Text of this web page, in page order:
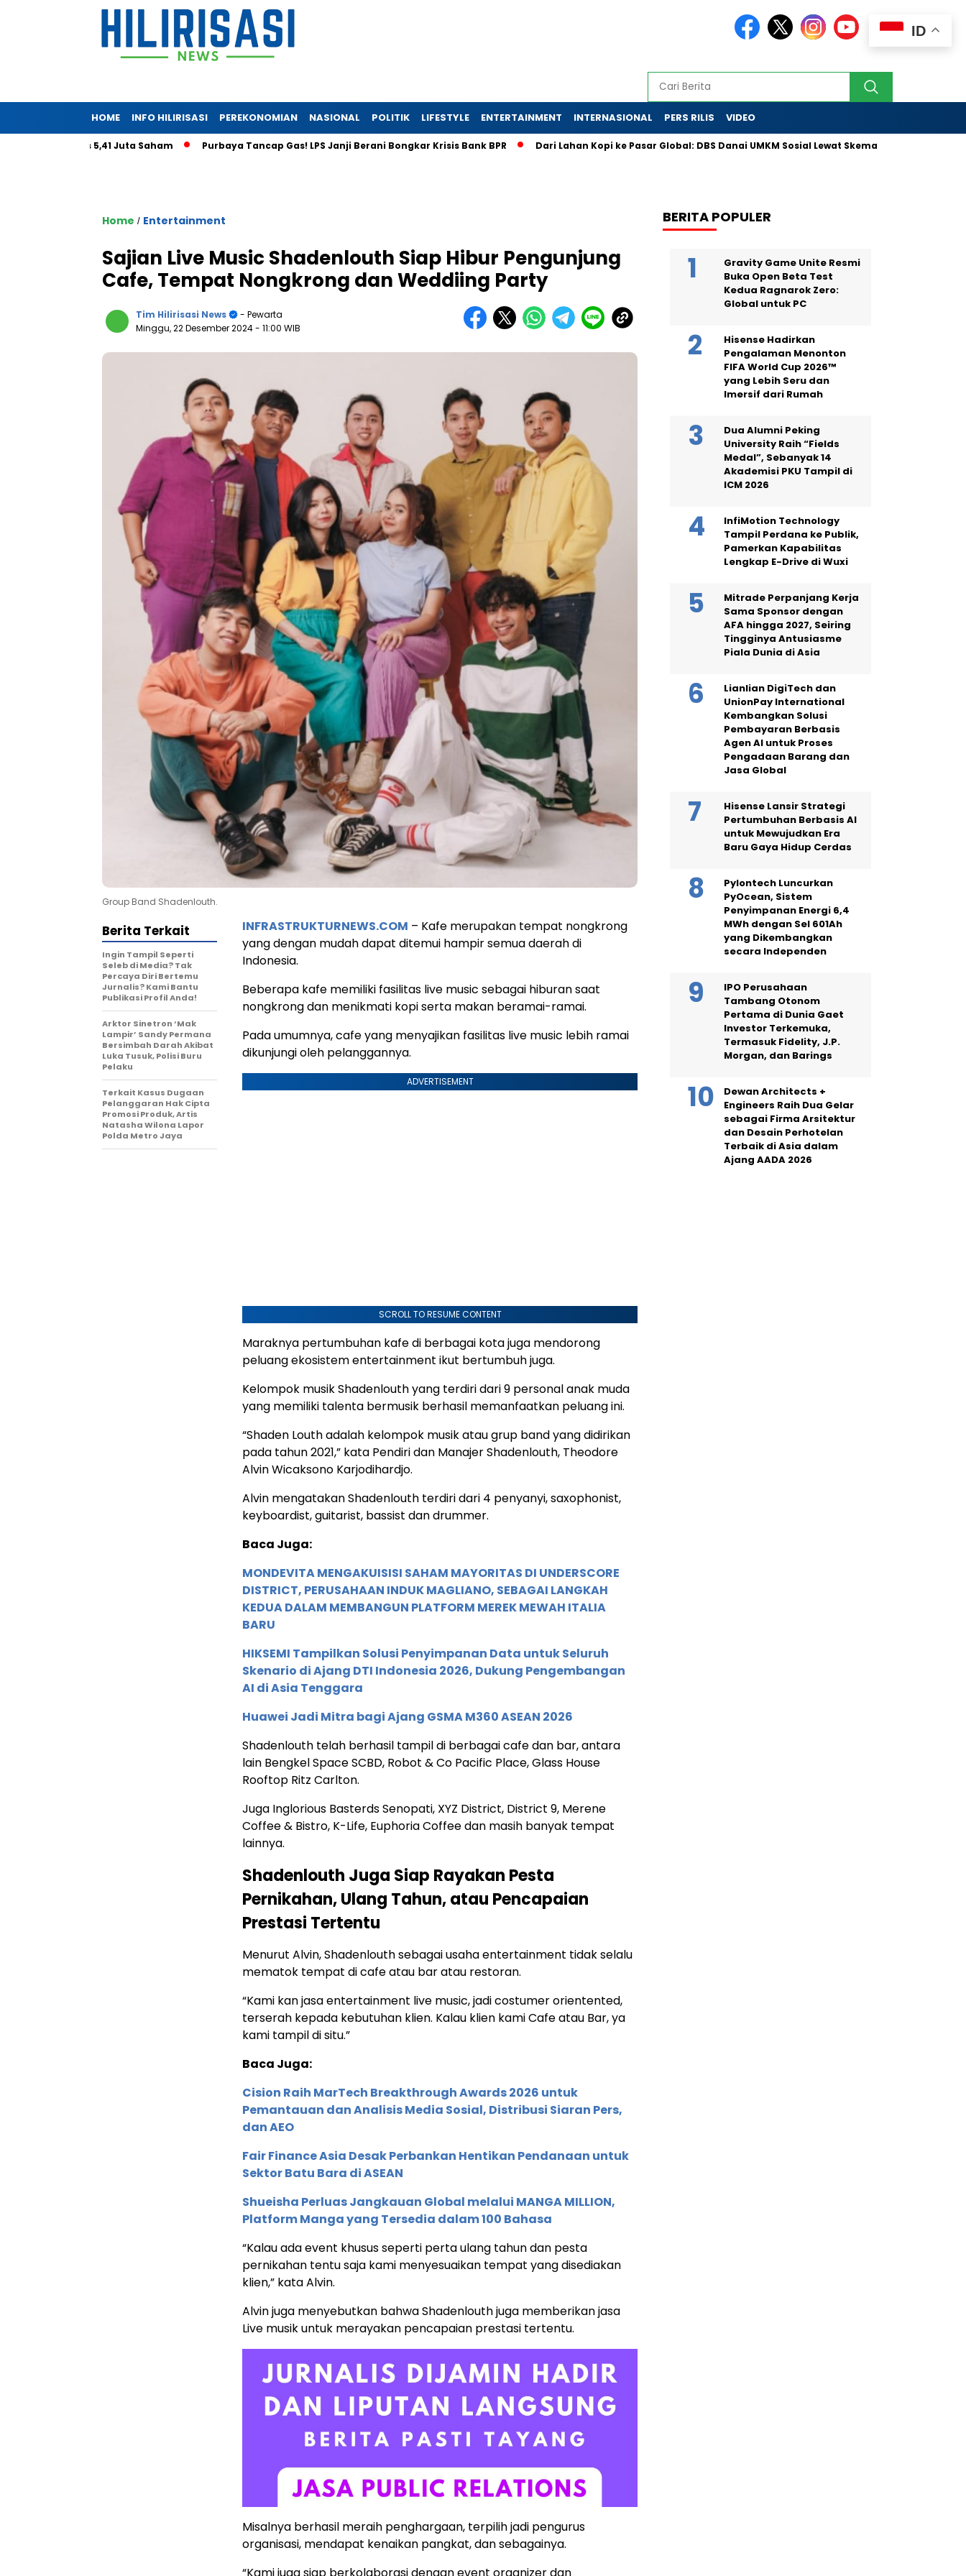
HOME INFO HILIRISASI PEREKONOMIAN NASIONAL POLITIK LIFESTYLE ENTERTAINMENT INTERNASIONAL PERS RILIS VIDEO
Tembus 5,41 Juta Saham Purbaya Tancap Gas! LPS Janji Berani Bongkar Krisis Bank BPR Dari Lahan Kopi ke Pasar Global: DBS Danai UMKM Sosial Lewat Skema Inovatif
Home / Entertainment
Sajian Live Music Shadenlouth Siap Hibur Pengunjung
Cafe, Tempat Nongkrong dan Weddiing Party
Tim Hilirisasi News
- Pewarta
Minggu, 22 Desember 2024- 11:00 WIB
Group Band Shadenlouth.
INFRASTRUKTURNEWS.COM – Kafe merupakan tempat nongkrong
yang dengan mudah dapat ditemui hampir semua daerah di
Indonesia.
Beberapa kafe memiliki fasilitas live music sebagai hiburan saat
nongkrong dan menikmati kopi serta makan beramai-ramai.
Pada umumnya, cafe yang menyajikan fasilitas live music lebih ramai
dikunjungi oleh pelanggannya.
ADVERTISEMENT
SCROLL TO RESUME CONTENT
Maraknya pertumbuhan kafe di berbagai kota juga mendorong
peluang ekosistem entertainment ikut bertumbuh juga.
Kelompok musik Shadenlouth yang terdiri dari 9 personal anak muda
yang memiliki talenta bermusik berhasil memanfaatkan peluang ini.
“Shaden Louth adalah kelompok musik atau grup band yang didirikan
pada tahun 2021,” kata Pendiri dan Manajer Shadenlouth, Theodore
Alvin Wicaksono Karjodihardjo.
Alvin mengatakan Shadenlouth terdiri dari 4 penyanyi, saxophonist,
keyboardist, guitarist, bassist dan drummer.
Baca Juga:
MONDEVITA MENGAKUISISI SAHAM MAYORITAS DI UNDERSCORE
DISTRICT, PERUSAHAAN INDUK MAGLIANO, SEBAGAI LANGKAH
KEDUA DALAM MEMBANGUN PLATFORM MEREK MEWAH ITALIA
BARU
HIKSEMI Tampilkan Solusi Penyimpanan Data untuk Seluruh
Skenario di Ajang DTI Indonesia 2026, Dukung Pengembangan
AI di Asia Tenggara
Huawei Jadi Mitra bagi Ajang GSMA M360 ASEAN 2026
Shadenlouth telah berhasil tampil di berbagai cafe dan bar, antara
lain Bengkel Space SCBD, Robot & Co Pacific Place, Glass House
Rooftop Ritz Carlton.
Juga Inglorious Basterds Senopati, XYZ District, District 9, Merene
Coffee & Bistro, K-Life, Euphoria Coffee dan masih banyak tempat
lainnya.
Shadenlouth Juga Siap Rayakan Pesta
Pernikahan, Ulang Tahun, atau Pencapaian
Prestasi Tertentu
Menurut Alvin, Shadenlouth sebagai usaha entertainment tidak selalu
mematok tempat di cafe atau bar atau restoran.
“Kami kan jasa entertainment live music, jadi costumer orientented,
terserah kepada kebutuhan klien. Kalau klien kami Cafe atau Bar, ya
kami tampil di situ.”
Baca Juga:
Cision Raih MarTech Breakthrough Awards 2026 untuk
Pemantauan dan Analisis Media Sosial, Distribusi Siaran Pers,
dan AEO
Fair Finance Asia Desak Perbankan Hentikan Pendanaan untuk
Sektor Batu Bara di ASEAN
Shueisha Perluas Jangkauan Global melalui MANGA MILLION,
Platform Manga yang Tersedia dalam 100 Bahasa
“Kalau ada event khusus seperti perta ulang tahun dan pesta
pernikahan tentu saja kami menyesuaikan tempat yang disediakan
klien,” kata Alvin.
Alvin juga menyebutkan bahwa Shadenlouth juga memberikan jasa
Live musik untuk merayakan pencapaian prestasi tertentu.
Misalnya berhasil meraih penghargaan, terpilih jadi pengurus
organisasi, mendapat kenaikan pangkat, dan sebagainya.
“Kami juga siap berkolaborasi dengan event organizer dan
Berita Terkait
Ingin Tampil Seperti
Seleb di Media? Tak
Percaya Diri Bertemu
Jurnalis? Kami Bantu
Publikasi Profil Anda!
Arktor Sinetron ‘Mak
Lampir’ Sandy Permana
Bersimbah Darah Akibat
Luka Tusuk, Polisi Buru
Pelaku
Terkait Kasus Dugaan
Pelanggaran Hak Cipta
Promosi Produk, Artis
Natasha Wilona Lapor
Polda Metro Jaya
BERITA POPULER
Gravity Game Unite Resmi
Buka Open Beta Test
Kedua Ragnarok Zero:
Global untuk PC
Hisense Hadirkan
Pengalaman Menonton
FIFA World Cup 2026™
yang Lebih Seru dan
Imersif dari Rumah
Dua Alumni Peking
University Raih “Fields
Medal”, Sebanyak 14
Akademisi PKU Tampil di
ICM 2026
InfiMotion Technology
Tampil Perdana ke Publik,
Pamerkan Kapabilitas
Lengkap E-Drive di Wuxi
Mitrade Perpanjang Kerja
Sama Sponsor dengan
AFA hingga 2027, Seiring
Tingginya Antusiasme
Piala Dunia di Asia
Lianlian DigiTech dan
UnionPay International
Kembangkan Solusi
Pembayaran Berbasis
Agen AI untuk Proses
Pengadaan Barang dan
Jasa Global
Hisense Lansir Strategi
Pertumbuhan Berbasis AI
untuk Mewujudkan Era
Baru Gaya Hidup Cerdas
Pylontech Luncurkan
PyOcean, Sistem
Penyimpanan Energi 6,4
MWh dengan Sel 601Ah
yang Dikembangkan
secara Independen
IPO Perusahaan
Tambang Otonom
Pertama di Dunia Gaet
Investor Terkemuka,
Termasuk Fidelity, J.P.
Morgan, dan Barings
Dewan Architects +
Engineers Raih Dua Gelar
sebagai Firma Arsitektur
dan Desain Perhotelan
Terbaik di Asia dalam
Ajang AADA 2026
ID